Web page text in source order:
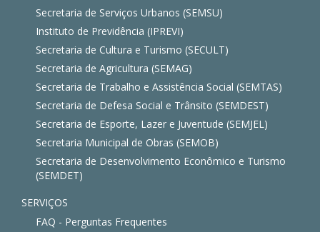
Secretaria de Serviços Urbanos (SEMSU)
Instituto de Previdência (IPREVI)
Secretaria de Cultura e Turismo (SECULT)
Secretaria de Agricultura (SEMAG)
Secretaria de Trabalho e Assistência Social (SEMTAS)
Secretaria de Defesa Social e Trânsito (SEMDEST)
Secretaria de Esporte, Lazer e Juventude (SEMJEL)
Secretaria Municipal de Obras (SEMOB)
Secretaria de Desenvolvimento Econômico e Turismo
(SEMDET)
SERVIÇOS
FAQ - Perguntas Frequentes